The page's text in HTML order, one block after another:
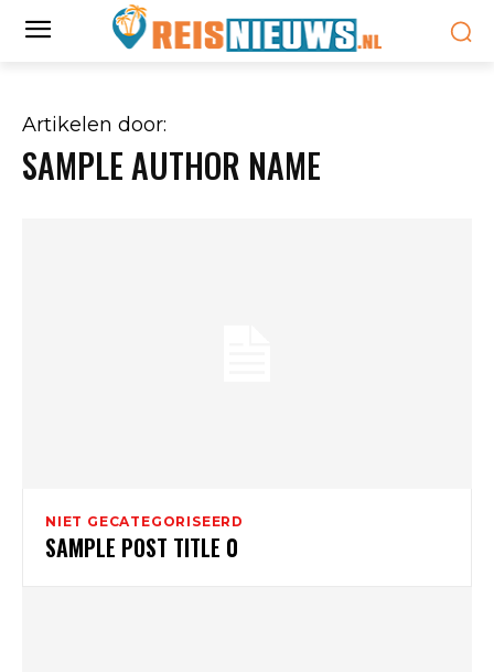
Artikelen door:
SAMPLE AUTHOR NAME
NIET GECATEGORISEERD
SAMPLE POST TITLE 0